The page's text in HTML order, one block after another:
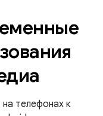
телефонах к